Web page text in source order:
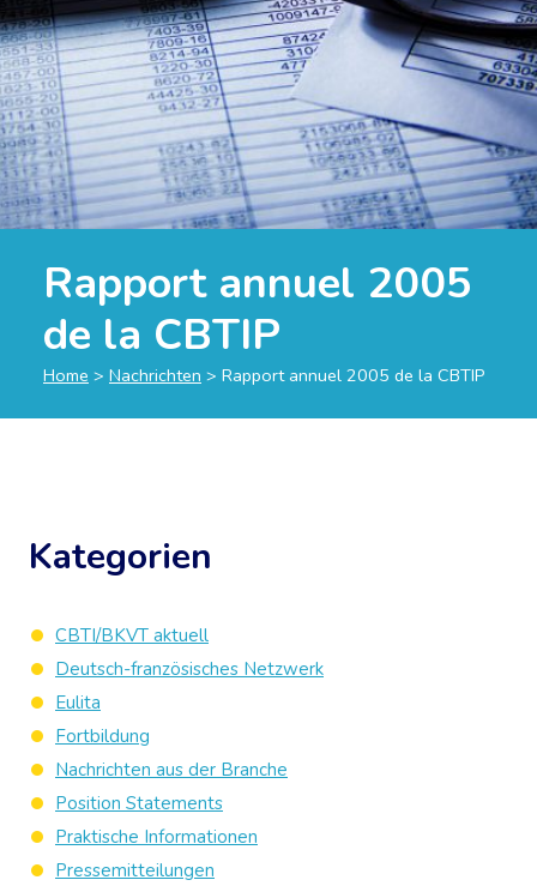
Rapport annuel 2005
de la CBTIP
Home > Nachrichten > Rapport annuel 2005 de la CBTIP
Kategorien
CBTI/BKVT aktuell
Deutsch-französisches Netzwerk
Eulita
Fortbildung
Nachrichten aus der Branche
Position Statements
Praktische Informationen
Pressemitteilungen